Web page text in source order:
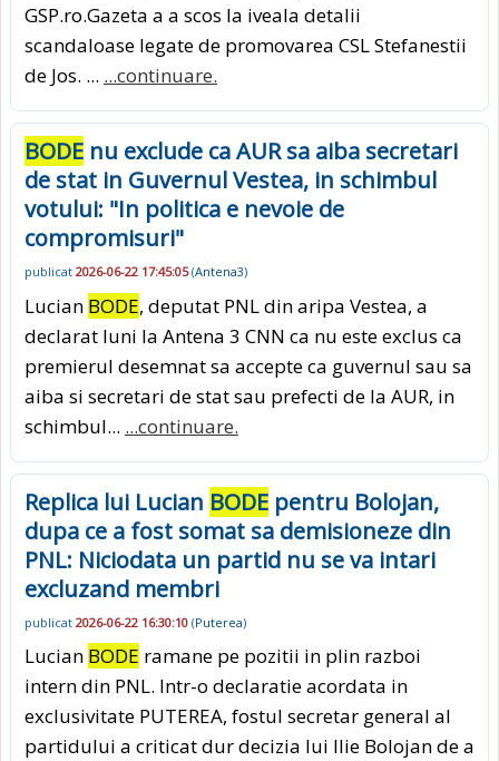
GSP.ro.Gazeta a a scos la iveala detalii
scandaloase legate de promovarea CSL Stefanestii
de Jos. ... ...continuare.
BODE nu exclude ca AUR sa aiba secretari
de stat in Guvernul Vestea, in schimbul
votului: "In politica e nevoie de
compromisuri"
publicat 2026-06-22 17:45:05(Antena3)
Lucian BODE, deputat PNL din aripa Vestea, a
declarat luni la Antena 3 CNN ca nu este exclus ca
premierul desemnat sa accepte ca guvernul sau sa
aiba si secretari de stat sau prefecti de la AUR, in
schimbul... ...continuare.
Replica lui Lucian BODE pentru Bolojan,
dupa ce a fost somat sa demisioneze din
PNL: Niciodata un partid nu se va intari
excluzand membri
publicat 2026-06-22 16:30:10 (Puterea)
Lucian BODE ramane pe pozitii in plin razboi
intern din PNL. Intr-o declaratie acordata in
exclusivitate PUTEREA, fostul secretar general al
partidului a criticat dur decizia lui Ilie Bolojan de a